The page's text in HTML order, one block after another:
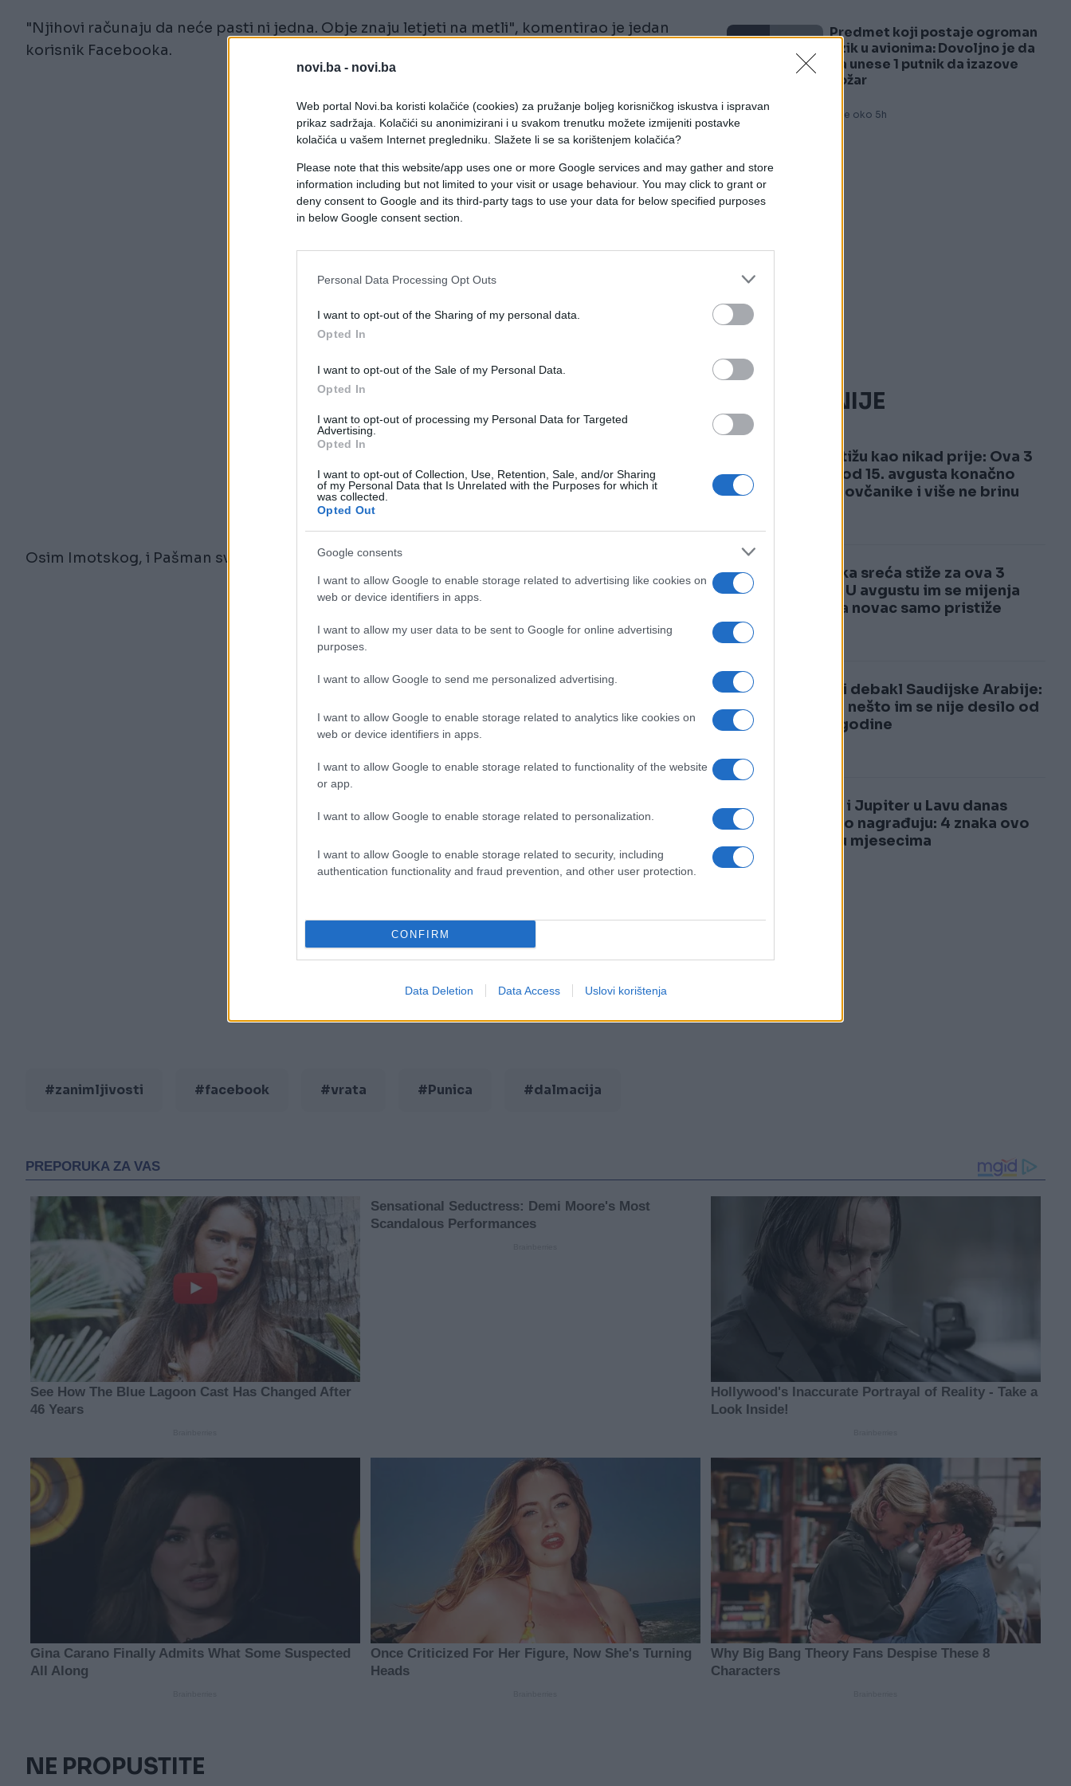
novi.ba - novi.ba
Web portal Novi.ba koristi kolačiće (cookies) za pružanje boljeg korisničkog iskustva i ispravan
prikaz sadržaja. Kolačići su anonimizirani i u svakom trenutku možete izmijeniti postavke
kolačića u vašem Internet pregledniku. Slažete li se sa korištenjem kolačića?
Please note that this website/app uses one or more Google services and may gather and store
information including but not limited to your visit or usage behaviour. You may click to grant or
deny consent to Google and its third-party tags to use your data for below specified purposes
in below Google consent section.
Personal Data Processing Opt Outs
I want to opt-out of the Sharing of my personal data.
Opted In
I want to opt-out of the Sale of my Personal Data.
Opted In
I want to opt-out of processing my Personal Data for Targeted
Advertising.
Opted In
I want to opt-out of Collection, Use, Retention, Sale, and/or Sharing
of my Personal Data that Is Unrelated with the Purposes for which it
was collected.
Opted Out
Google consents
I want to allow Google to enable storage related to advertising like cookies on
web or device identifiers in apps.
I want to allow my user data to be sent to Google for online advertising
purposes.
I want to allow Google to send me personalized advertising.
I want to allow Google to enable storage related to analytics like cookies on
web or device identifiers in apps.
I want to allow Google to enable storage related to functionality of the website
or app.
I want to allow Google to enable storage related to personalization.
I want to allow Google to enable storage related to security, including
authentication functionality and fraud prevention, and other user protection.
CONFIRM
Data Deletion Data Access Uslovi korištenja
"Njihovi računaju da neće pasti ni jedna. Obje znaju letjeti na metli", komentirao je jedan
korisnik Facebooka.
Osim Imotskog, i Pašman svoja vrata za trku ima.
#zanimljivosti #facebook #vrata #Punica #dalmacija
Predmet koji postaje ogroman
rizik u avionima: Dovoljno je da
ga unese 1 putnik da izazove
požar
Prije oko 5h
NAJČITANIJE
1
Pare stižu kao nikad prije: Ova 3
znaka od 15. avgusta konačno
pune novčanike i više ne brinu
2
Luđačka sreća stiže za ova 3
znaka: U avgustu im se mijenja
život, a novac samo pristiže
3
Totalni debakl Saudijske Arabije:
Ovako nešto im se nije desilo od
1985. godine
4
Sunce i Jupiter u Lavu danas
bogato nagrađuju: 4 znaka ovo
čekaju mjesecima
NE PROPUSTITE